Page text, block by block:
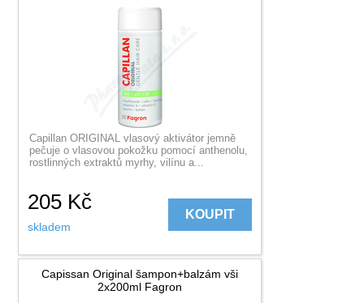
Capillan ORIGINAL vlasový aktivátor jemně
pečuje o vlasovou pokožku pomocí anthenolu,
rostlinných extraktů myrhy, vilínu a...
205 Kč
skladem
KOUPIT
Capissan Original šampon+balzám vši
2x200ml Fagron